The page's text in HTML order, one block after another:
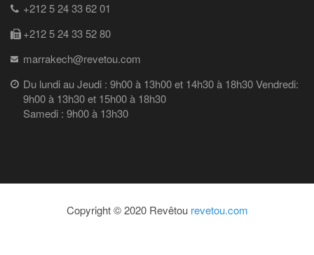
+212 5 24 33 62 01
+212 5 24 33 52 80
marrakech@revetou.com
Du lundi au Jeudi : 9h00 à 13h00 et 14h30 à 18h30 Vendredi:
9h00 à 13h30 et 15h00 à 18h30
Samedi : 9h00 à 13h30
Copyright © 2020 Revêtou revetou.com